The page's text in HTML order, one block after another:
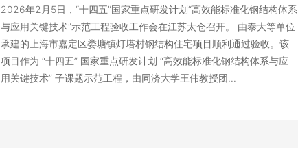
2026年2月5日，“十四五”国家重点研发计划“高效能标准化钢结构体系
与应用关键技术”示范工程验收工作会在江苏太仓召开。 由泰大等单位
承建的上海市嘉定区娄塘镇灯塔村钢结构住宅项目顺利通过验收。该
项目作为 “十四五” 国家重点研发计划 “高效能标准化钢结构体系与应
用关键技术” 子课题示范工程，由同济大学王伟教授团...